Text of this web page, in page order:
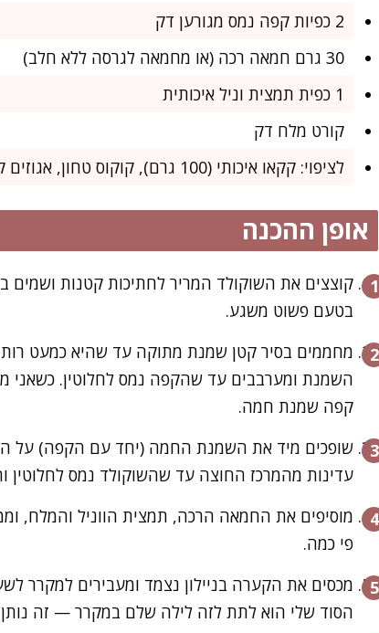
2 כפיות קפה נמס מגורען דק
30 גרם חמאה רכה (או מחמאה לגרסה ללא חלב)
1 כפית תמצית וניל איכותית
קורט מלח דק
לציפוי: קקאו איכותי (100 גרם), קוקוס טחון, אגוזים קצוצים או שוקולד מומס לפי בחירה
אופן ההכנה
קוצצים את השוקולד המריר לחתיכות קטנות
בטעם פשוט משגע.
מחממים בסיר קטן שמנת מתוקה עד שהיא כמעט
השמנת ומערבבים עד שהקפה נמס לחלוטין. כשאני
קפה שמנת חמה.
שופכים מיד את השמנת החמה (יחד עם הקפה) על
עדינות מהמרכז החוצה עד שהשוקולד נמס לחלוטין
מוסיפים את החמאה הרכה, תמצית הווניל והמלח,
פי כמה.
מכסים את הקערה בניילון נצמד ומעבירים למקרר
הסוד שלי הוא לתת לזה לילה שלם במקרר — זה